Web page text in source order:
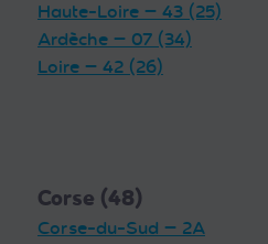
Haute-Loire — 43 (25)
Ardèche — 07 (34)
Loire — 42 (26)
Corse (48)
Corse-du-Sud — 2A